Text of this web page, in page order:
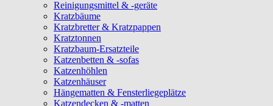
Reinigungsmittel & -geräte
Kratzbäume
Kratzbretter & Kratzpappen
Kratztonnen
Kratzbaum-Ersatzteile
Katzenbetten & -sofas
Katzenhöhlen
Katzenhäuser
Hängematten & Fensterliegeplätze
Katzendecken & -matten